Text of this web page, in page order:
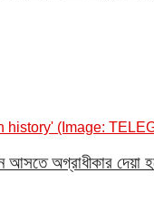
আসতে অগ্রাধীকার দেয়া